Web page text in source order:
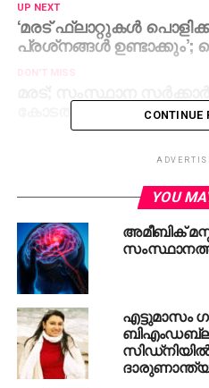
UP NEXT
‘മരട് ഫ്‌ലാറ്റുകള്‍
പ്രശ്‌നങ്ങള്‍
DON'T MISS
കോടതിയിലേക്ക്
CONTINUE
YOU
അമീബിക്
എട്ടുമാസം